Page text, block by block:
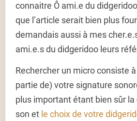
connaitre Ô ami.e du
que l’article serait bien plus
demandais aussi à mes
ami.e.s du didgeridoo leurs
Rechercher un micro consiste
partie de) votre signature
plus important étant bien sûr
son et le choix de votre